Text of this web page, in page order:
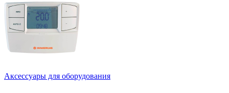
Аксессуары для оборудования